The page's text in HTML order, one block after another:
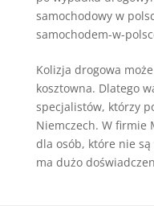
samochodowy w
samochodem-w-
Kolizja drogowa
kosztowna. Dlatego
specjalistów, którzy
Niemczech. W firmie
dla osób, które nie
ma dużo